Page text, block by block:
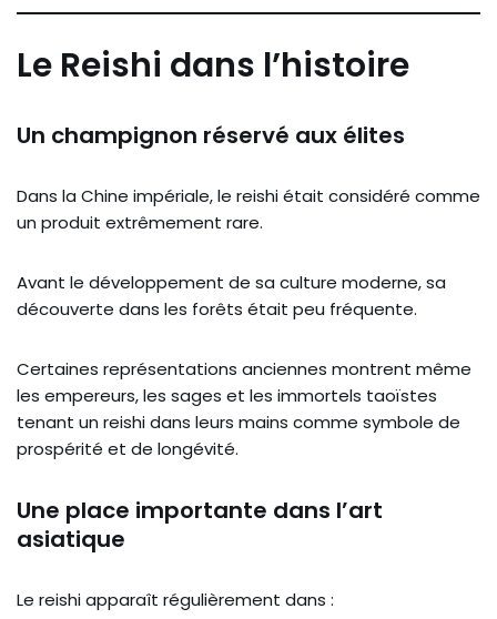
Le Reishi dans l’histoire
Un champignon réservé aux élites
Dans la Chine impériale, le reishi était considéré comme
un produit extrêmement rare.
Avant le développement de sa culture moderne, sa
découverte dans les forêts était peu fréquente.
Certaines représentations anciennes montrent même
les empereurs, les sages et les immortels taoïstes
tenant un reishi dans leurs mains comme symbole de
prospérité et de longévité.
Une place importante dans l’art
asiatique
Le reishi apparaît régulièrement dans :